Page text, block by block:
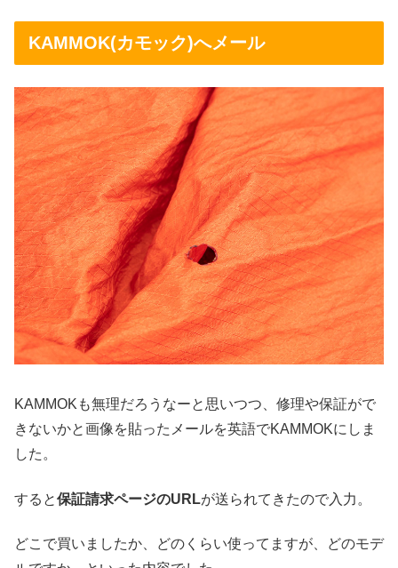
KAMMOK(カモック)へメール
KAMMOKも無理だろうなーと思いつつ、修理や保証がで
きないかと画像を貼ったメールを英語でKAMMOKにしま
した。
すると保証請求ページのURLが送られてきたので入力。
どこで買いましたか、どのくらい使ってますが、どのモデ